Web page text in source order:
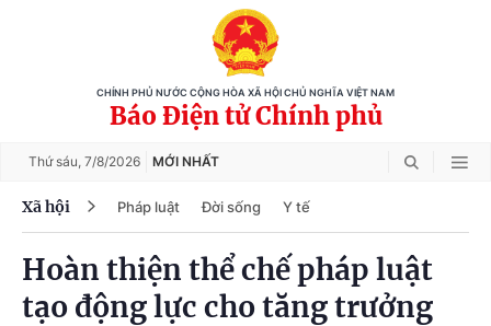
CHÍNH PHỦ NƯỚC CỘNG HÒA XÃ HỘI CHỦ NGHĨA VIỆT NAM
Báo Điện tử Chính phủ
Thứ sáu, 7/8/2026 MỚI NHẤT
Xã hội Pháp luật Đời sống Y tế
Hoàn thiện thể chế pháp luật
tạo động lực cho tăng trưởng